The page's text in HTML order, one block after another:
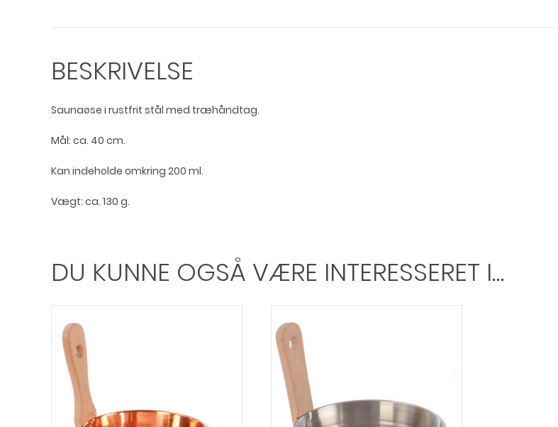
BESKRIVELSE
Saunaøse i rustfrit stål med træhåndtag.
Mål: ca. 40 cm.
Kan indeholde omkring 200 ml.
Vægt: ca. 130 g.
DU KUNNE OGSÅ VÆRE INTERESSERET I…